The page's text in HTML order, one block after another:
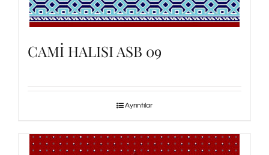
CAMİ HALISI ASB 09
Ayrıntılar